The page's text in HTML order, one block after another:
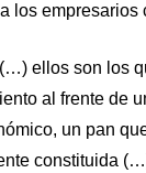
los empresarios
ellos son los
al frente de
un pan
constituida